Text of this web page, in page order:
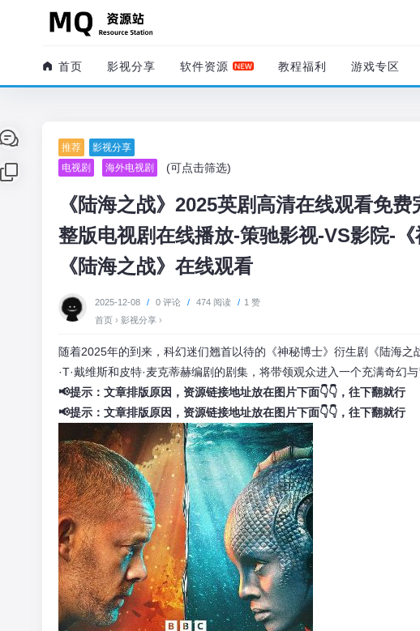
首页 影视分享 软件资源 教程福利 游戏专区
推荐
影视分享
电视剧
海外电视剧 (可点击筛选)
《陆海之战》2025英剧高清在线观看免
整版电视剧在线播放-策驰影视-VS影院-
《陆海之战》在线观看
2025-12-08 / 0 评论 / 474 阅读 / 1 赞
首页 › 影视分享 ›
随着2025年的到来，科幻迷们翘首以待的《神秘博士》衍生剧《陆海
·T·戴维斯和皮特·麦克蒂赫编剧的剧集，将带领观众进入一个充满奇幻与
📢提示：文章排版原因，资源链接地址放在图片下面👇👇，往下翻就行
📢提示：文章排版原因，资源链接地址放在图片下面👇👇，往下翻就行